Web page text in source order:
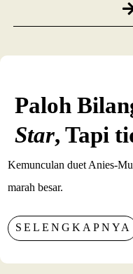
Paloh
Star, Tapi
Kemunculan duet Anies-
marah besar.
SELENGKAPNYA